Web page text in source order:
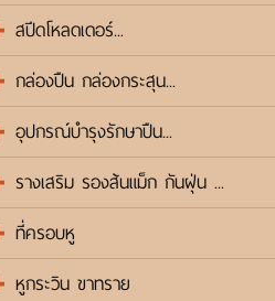
สปีดโหลดเดอร์...
กล่องปืน กล่องกระสุน...
อุปกรณ์บำรุงรักษาปืน...
รางเสริม รองส้นแม็ก กันฝุ่น ...
ที่ครอบหู
หูกระวิน ขาทราย